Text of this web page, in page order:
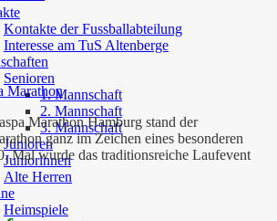
Kontakte der Fussballabteilung
Interesse am TuS Altenberge
Senioren
1. Mannschaft
2. Mannschaft
3. Mannschaft
Junioren
Juniorinnen
Alte Herren
Heimspiele
Marathon Hamburg stand der
ganz im Zeichen eines besonderen
Mal wurde das traditionsreiche Laufevent